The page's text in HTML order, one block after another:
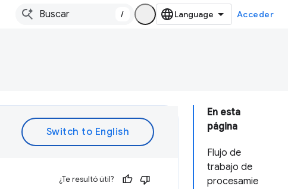
/ Acceder
En esta
página
Flujo de
trabajo de
procesamie
¿Te resultó útil?